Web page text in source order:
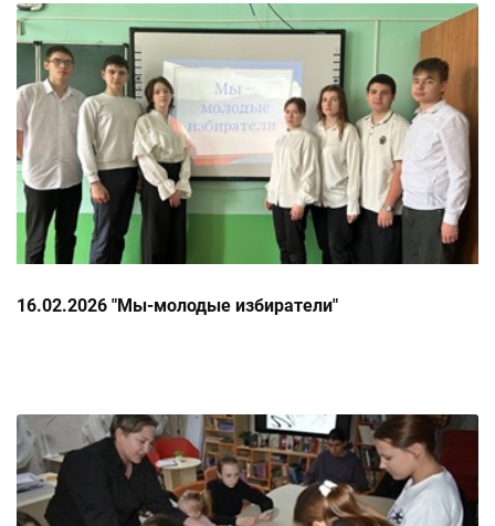
16.02.2026 "Мы-молодые избиратели"